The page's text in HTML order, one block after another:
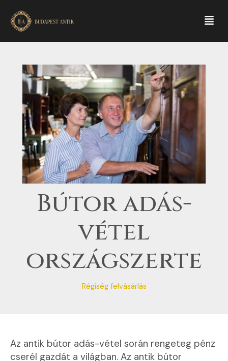
content
Bútor adás-
vétel
országszerte
Régiség felvásárlás
Az antik bútor adás-vétel során rengeteg pénz
cserél gazdát a világban. Az antik bútor